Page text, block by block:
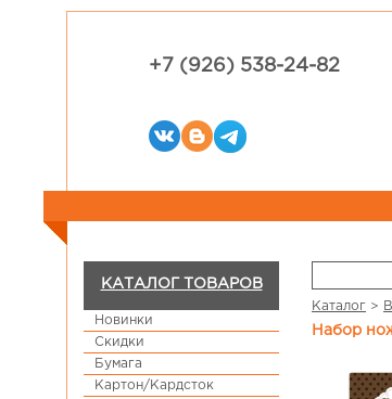
+7 (926) 538-24-82
КАТАЛОГ ТОВАРОВ
Новинки
Скидки
Бумага
Картон/Кардсток
Каталог >
Набор